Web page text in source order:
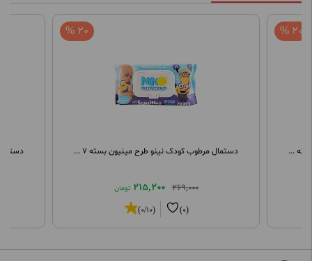
دستمال مرطوب کودک نینو طرح مینیون بسته 7 ...
269,000
215,200 تومان
20 %
(0)
(0/10)
20 %